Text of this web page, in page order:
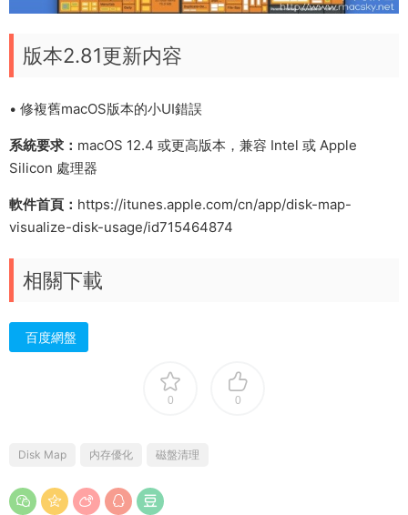
版本2.81更新内容
• 修複舊macOS版本的小UI錯誤
系統要求： macOS 12.4 或更高版本，兼容 Intel 或 Apple
Silicon 處理器
軟件首頁： https://itunes.apple.com/cn/app/disk-map-
visualize-disk-usage/id715464874
相關下載
百度網盤
0 0
Disk Map 内存優化 磁盤清理